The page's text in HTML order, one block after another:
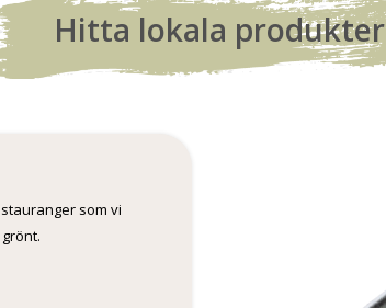
Hitta lokala produkter
som vi